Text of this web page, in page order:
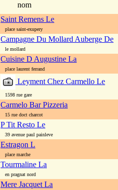
nom
Saint Remens Le
place saint-exupery
Campagne Du Mollard Auberge De
le mollard
Cuisine D Augustine La
place laurent ferrand
Leyment Chez Carmello Le
1598 rue gare
Carmelo Bar Pizzeria
15 rue doct charcot
P Tit Resto Le
39 avenue paul painleve
Estragon L
place marche
Tourmaline La
en pragnat nord
Mere Jacquet La